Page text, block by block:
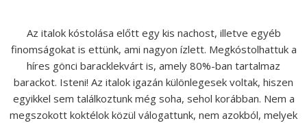
Az italok kóstolása előtt egy kis nachost, illetve egyéb
finomságokat is ettünk, ami nagyon ízlett. Megkóstolhattuk a
híres gönci baracklekvárt is, amely 80%-ban tartalmaz
barackot. Isteni! Az italok igazán különlegesek voltak, hiszen
egyikkel sem találkoztunk még soha, sehol korábban. Nem a
megszokott koktélok közül válogattunk, nem azokból, melyek